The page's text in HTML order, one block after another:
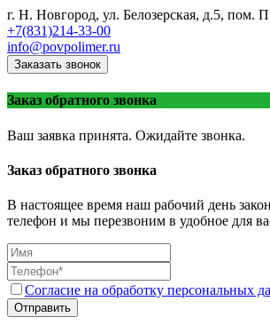
г. Н. Новгород, ул. Белозерская, д.5, пом.
+7(831)214-33-00
info@povpolimer.ru
Заказать звонок
Заказ обратного звонка
Ваш заявка принята. Ожидайте звонка.
Заказ обратного звонка
В настоящее время наш рабочий день
телефон и мы перезвоним в удобное для
Согласие на обработку персональных
Отправить